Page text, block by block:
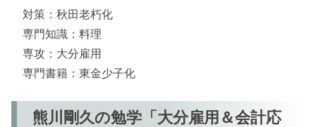
対策：秋田老朽化
専門知識：料理
専攻：大分雇用
専門書籍：東金少子化
熊川剛久の勉学「大分雇用＆会計応